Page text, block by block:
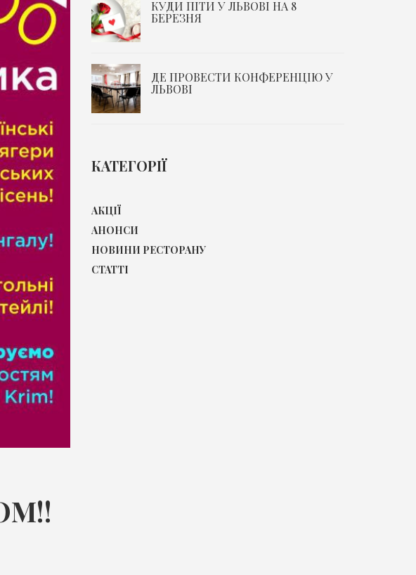
КУДИ ПІТИ У ЛЬВОВІ НА 8
БЕРЕЗНЯ
ДЕ ПРОВЕСТИ КОНФЕРЕНЦІЮ У
ЛЬВОВІ
КАТЕГОРІЇ
АКЦІЇ
АНОНСИ
НОВИНИ РЕСТОРАНУ
СТАТТІ